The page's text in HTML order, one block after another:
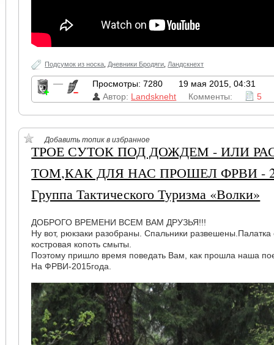
Подсумок из носка Дневники Бродяги Ландскнехт
— Просмотры: 7280
19 мая 2015, 04:31
Автор: Landskneht Комменты: 5
Добавить топик в избранное
ТРОЕ СУТОК ПОД ДОЖДЕМ - ИЛИ
ТОМ,КАК ДЛЯ НАС ПРОШЕЛ ФРВИ -
Группа Тактического Туризма «Волки»
ДОБРОГО ВРЕМЕНИ ВСЕМ ВАМ ДРУЗЬЯ!!!
Ну вот, рюкзаки разобраны. Спальники развешены.Палатка
костровая копоть смыты.
Поэтому пришло время поведать Вам, как прошла наша
На ФРВИ-2015года.